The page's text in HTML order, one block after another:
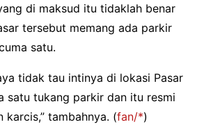
di maksud itu tidaklah benar
tersebut memang ada parkir
satu.
tidak tau intinya di lokasi Pasar
satu tukang parkir dan itu resmi
karcis,” tambahnya. (fan/*)